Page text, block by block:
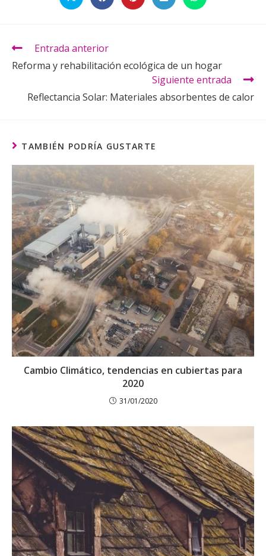
Entrada anterior
Reforma y rehabilitación ecológica de un hogar
Siguiente entrada
Reflectancia Solar: Materiales absorbentes de calor
TAMBIÉN PODRÍA GUSTARTE
Cambio Climático, tendencias en cubiertas para
2020
31/01/2020